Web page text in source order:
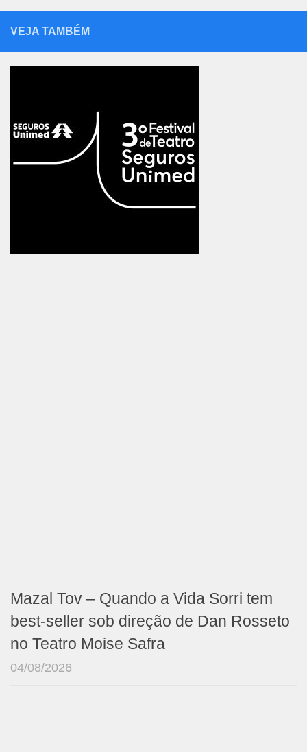
VEJA TAMBÉM
Mazal Tov – Quando a Vida Sorri tem
best-seller sob direção de Dan Rosseto
no Teatro Moise Safra
04/08/2026